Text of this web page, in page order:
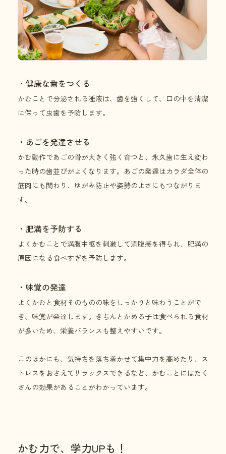
・健康な歯をつくる
かむことで分泌される唾液は、歯を強くして、口の中を清潔
に保って虫歯を予防します。
・あごを発達させる
かむ動作であごの骨が大きく強く育つと、永久歯に生え変わ
った時の歯並びがよくなります。あごの発達はカラダ全体の
筋肉にも関わり、ゆがみ防止や姿勢のよさにもつながりま
す。
・肥満を予防する
よくかむことで満腹中枢を刺激して満腹感を得られ、肥満の
原因になる食べすぎを予防します。
・味覚の発達
よくかむと食材そのものの味をしっかりと味わうことがで
き、味覚が発達します。きちんとかめる子は食べられる食材
が多いため、栄養バランスも整えやすいです。
このほかにも、気持ちを落ち着かせて集中力を高めたり、ス
トレスをおさえてリラックスできるなど、かむことにはたく
さんの効果があることがわかっています。
かむ力で、学力UPも！